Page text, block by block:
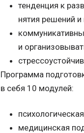
тенденция к
нятия решений и
и
Программа
в себя 10 модулей:
медицинская